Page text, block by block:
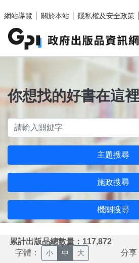
網站導覽
關於本站 隱私權及安全政策
你想找的好書在這裡
主題搜尋
施政搜尋
機關搜尋
累計出版品總數量：117,872
字體： 小 中 大 分享